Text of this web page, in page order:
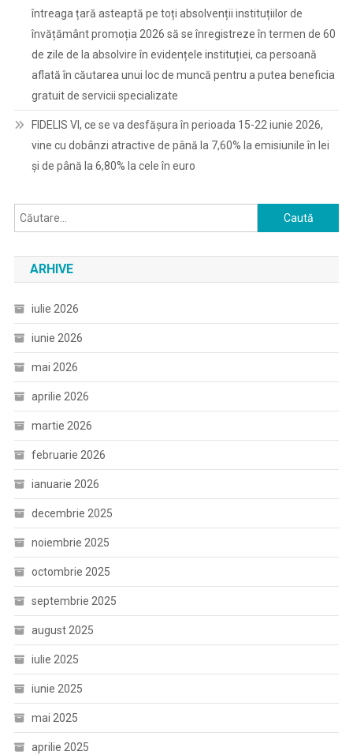
întreaga țară asteaptă pe toți absolvenții instituțiilor de
învățământ promoția 2026 să se înregistreze în termen de 60
de zile de la absolvire în evidențele instituției, ca persoană
aflată în căutarea unui loc de muncă pentru a putea beneficia
gratuit de servicii specializate
FIDELIS VI, ce se va desfășura în perioada 15-22 iunie 2026,
vine cu dobânzi atractive de până la 7,60% la emisiunile în lei
și de până la 6,80% la cele în euro
Caută
după:
ARHIVE
iulie 2026
iunie 2026
mai 2026
aprilie 2026
martie 2026
februarie 2026
ianuarie 2026
decembrie 2025
noiembrie 2025
octombrie 2025
septembrie 2025
august 2025
iulie 2025
iunie 2025
mai 2025
aprilie 2025